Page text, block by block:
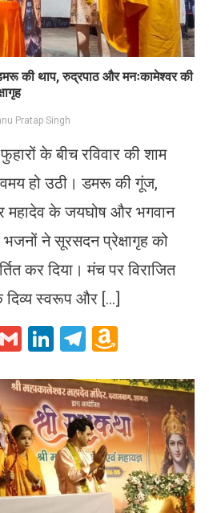
की थाप, रुद्रपाठ और मनःकामेश्वर की
Pratap Singh
के बीच रविवार की शाम
हो उठी। डमरू की गूंज,
महादेव के जयघोष और भगवान
ने सूरसदन प्रेक्षागृह को
कर दिया। मंच पर विराजित
दिव्य स्वरूप और […]
GmailLinkedIn
Telegram
List